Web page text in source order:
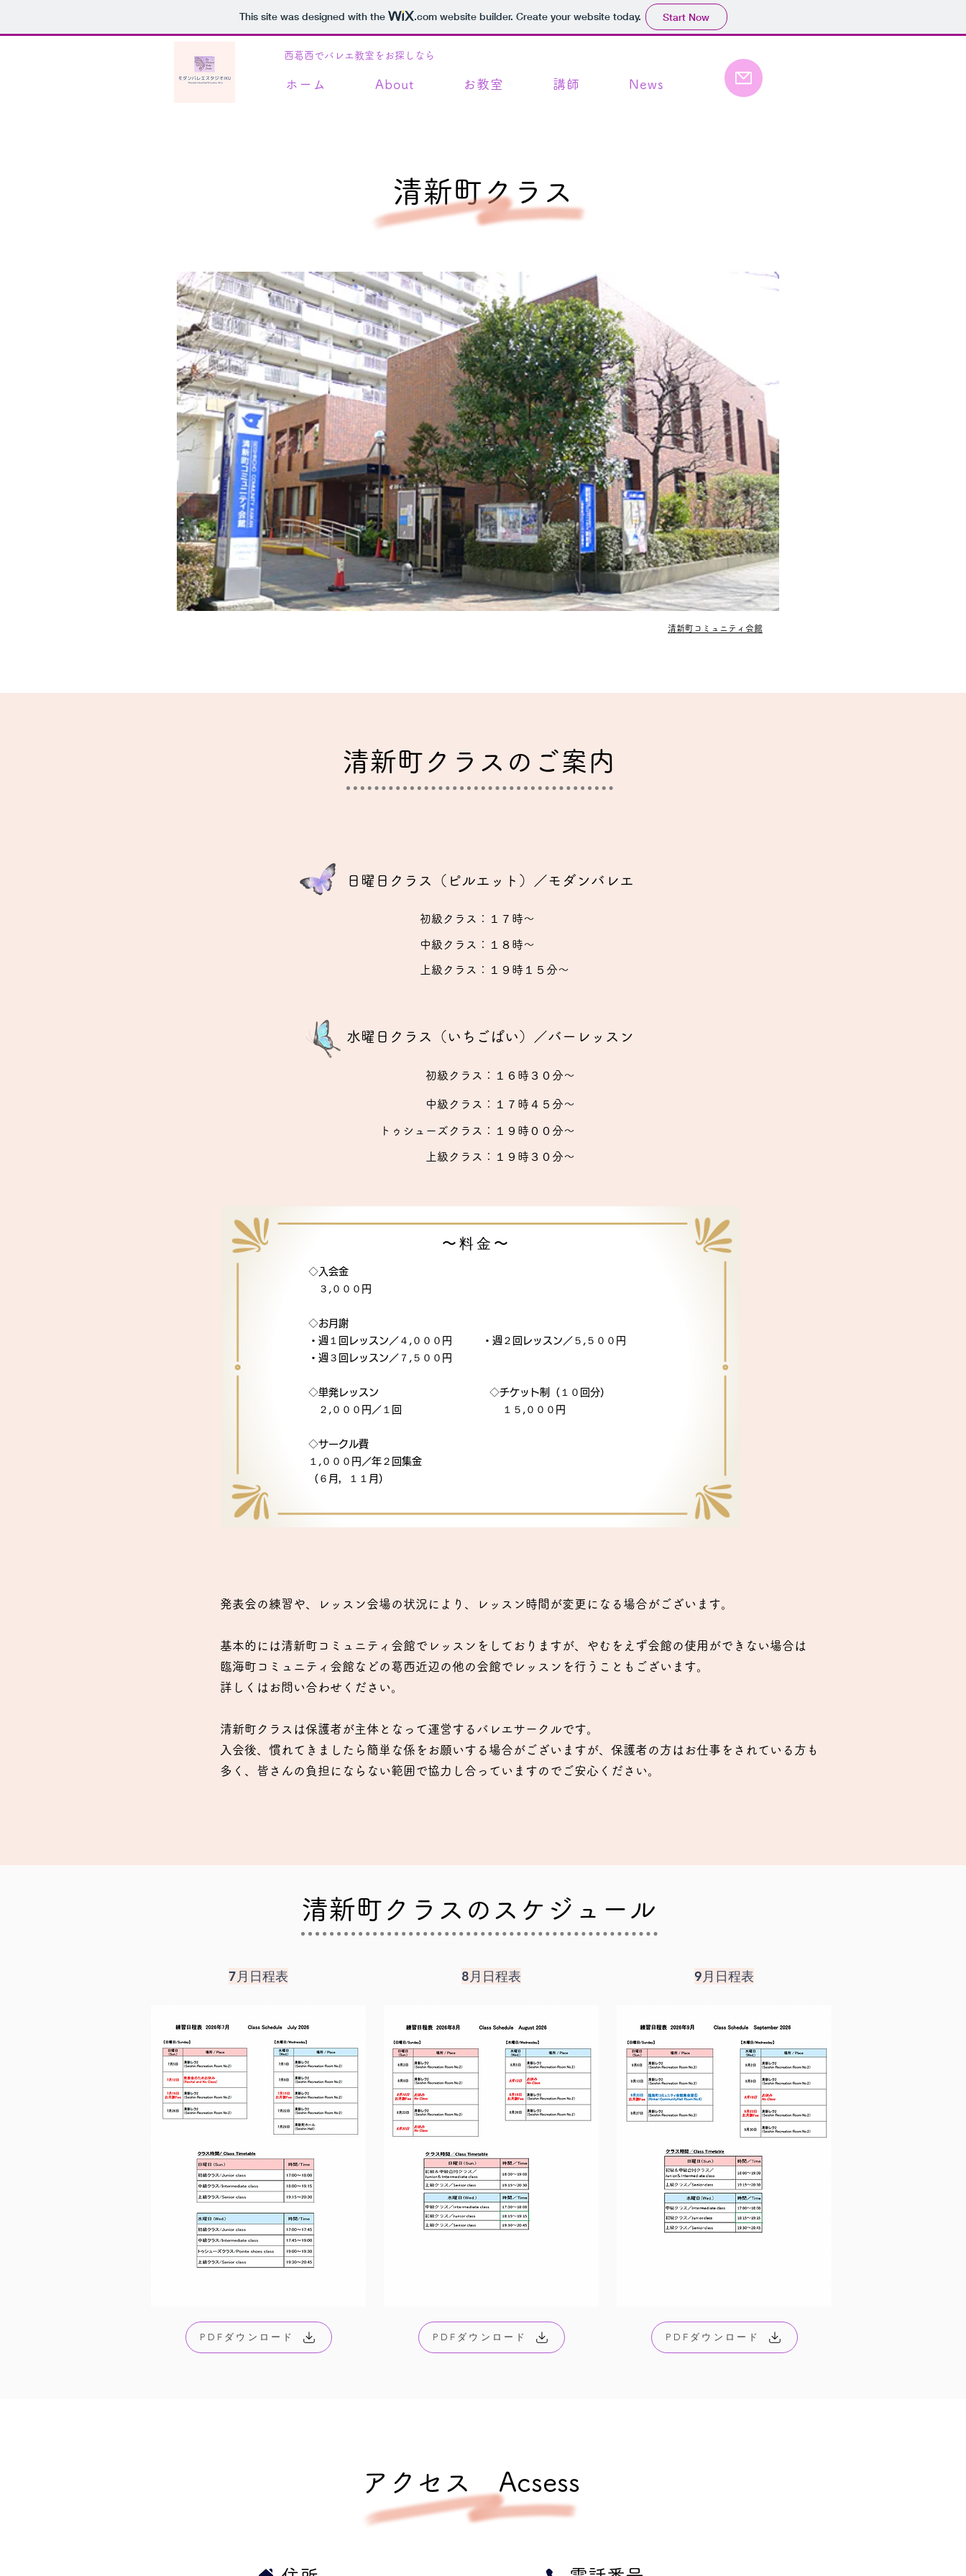
This site was designed with the .comwebsite builder. Create your website today. Start Now
​西葛西でバレエ教室をお探しなら
ホーム About お教室 講師 News
​清新町クラス
​清新町コミュニティ会館
​清新町クラスのご案内
日曜日クラス（ピルエット）／モダンバレエ
​初級クラス：１７時〜
​中級クラス：１８時〜
​上級クラス：１９時１５分〜
水曜日クラス（いちごぱい）／バーレッスン
​初級クラス：１６時３０分〜
​中級クラス：１７時４５分〜
​トゥシューズクラス：１９時００分〜
​上級クラス：１９時３０分〜
◇入会金
３,０００円
◇お月謝
・週１回レッスン／４,０００円
・週２回レッスン／５,５００円
・週３回レッスン／７,５００円
◇単発レッスン ◇チケット制（１０回分）
２,０００円／１回 １５,０００円
◇サークル費
１,０００円／年２回集金
（６月，１１月）
​〜料金〜
発表会の練習や、レッスン会場の状況により、レッスン時間が変更になる場合がございます。
基本的には清新町コミュニティ会館でレッスンをしておりますが、やむをえず会館の使用ができない場合は
臨海町コミュニティ会館などの葛西近辺の他の会館でレッスンを行うこともございます。
詳しくはお問い合わせください。
清新町クラスは保護者が主体となって運営するバレエサークルです。
入会後、慣れてきましたら簡単な係をお願いする場合がございますが、保護者の方はお仕事をされている方も
多く、皆さんの負担にならない範囲で協力し合っていますのでご安心ください。
​清新町クラスのスケジュール
7月日程表
PDFダウンロード
8月日程表
PDFダウンロード
9月日程表
PDFダウンロード
​アクセス Acsess